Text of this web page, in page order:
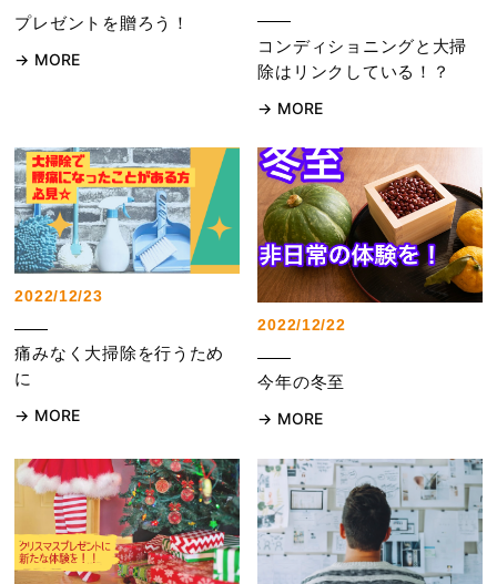
プレゼントを贈ろう！
MORE
コンディショニングと大掃
除はリンクしている！？
MORE
2022/12/23
痛みなく大掃除を行うため
に
MORE
2022/12/22
今年の冬至
MORE